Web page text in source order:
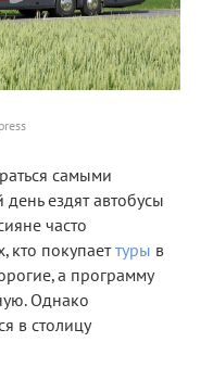
самыми
ездят автобусы
часто
кто покупаеттуры в
а программу
Однако
в столицу